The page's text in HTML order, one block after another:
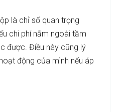
là chỉ số quan trọng
chi phí nằm ngoài tầm
được. Điều này cũng lý
động của mình nếu áp